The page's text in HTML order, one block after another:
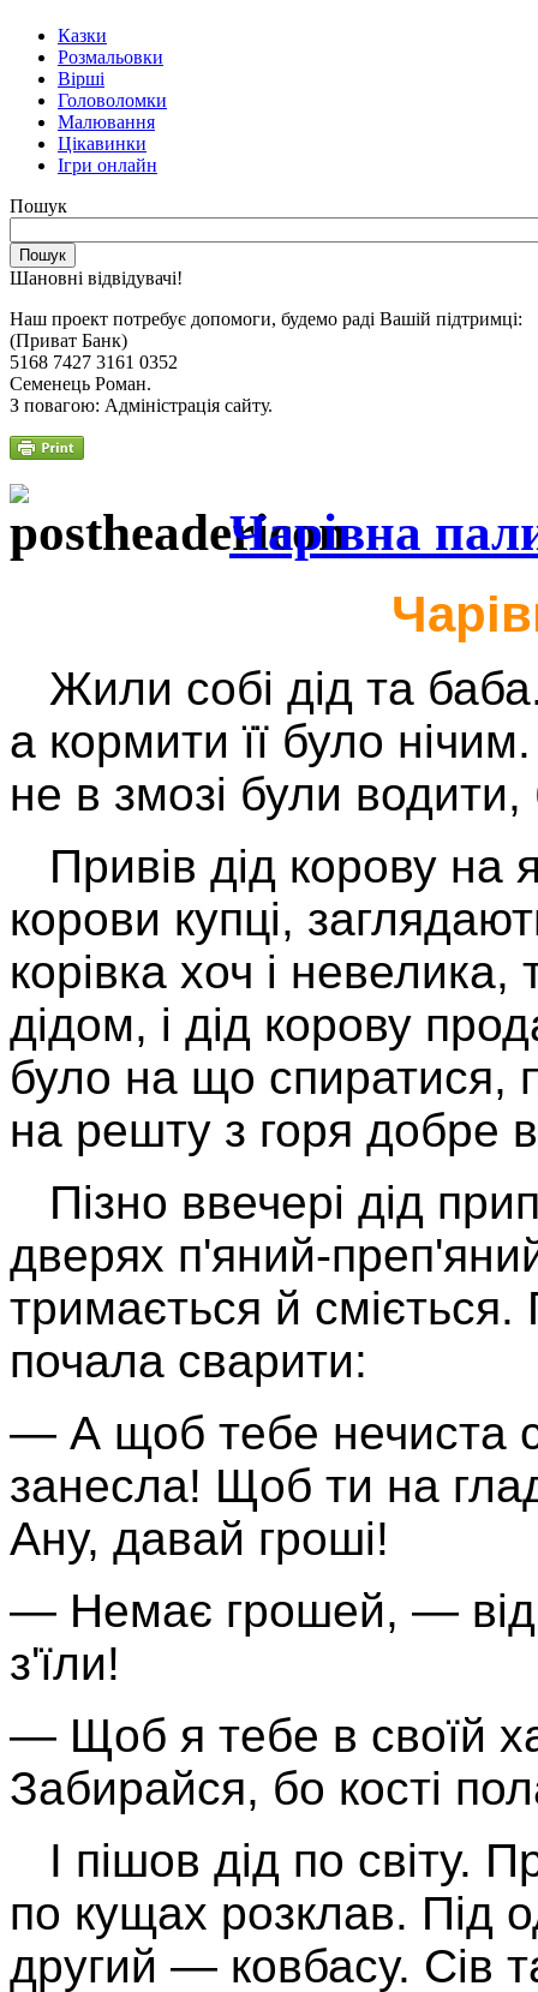
Казки
Розмальовки
Вірші
Головоломки
Малювання
Цікавинки
Ігри онлайн
Пошук
Шановні відвідувачі!
Наш проект потребує допомоги, будемо раді Вашій підтримці:
(Приват Банк)
5168 7427 3161 0352
Семенець Роман.
З повагою: Адміністрація сайту.
Чарівна
Жили собі дід та
а кормити її було
не в змозі були
Привів дід корову на
корови купці,
корівка хоч і
дідом, і дід корову
було на що спиратися,
на решту з горя добре
Пізно ввечері дід
дверях п'яний-
тримається й
почала сварити:
— А щоб тебе нечиста
занесла! Щоб ти на
Ану, давай гроші!
— Немає грошей, —
з'їли!
— Щоб я тебе в своїй
Забирайся, бо кості
І пішов дід по світу.
по кущах розклав. Під
другий — ковбасу. Сів